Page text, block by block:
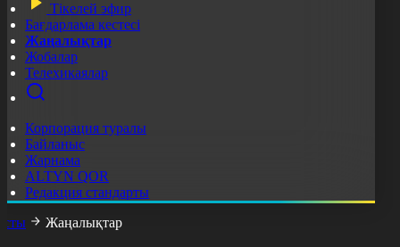
Тікелей эфир
Бағдарлама кестесі
Жаңалықтар
Жобалар
Телехикаялар
Корпорация туралы
Байланыс
Жарнама
ALTYN QOR
Редакция стандарты
Жаңалықтар